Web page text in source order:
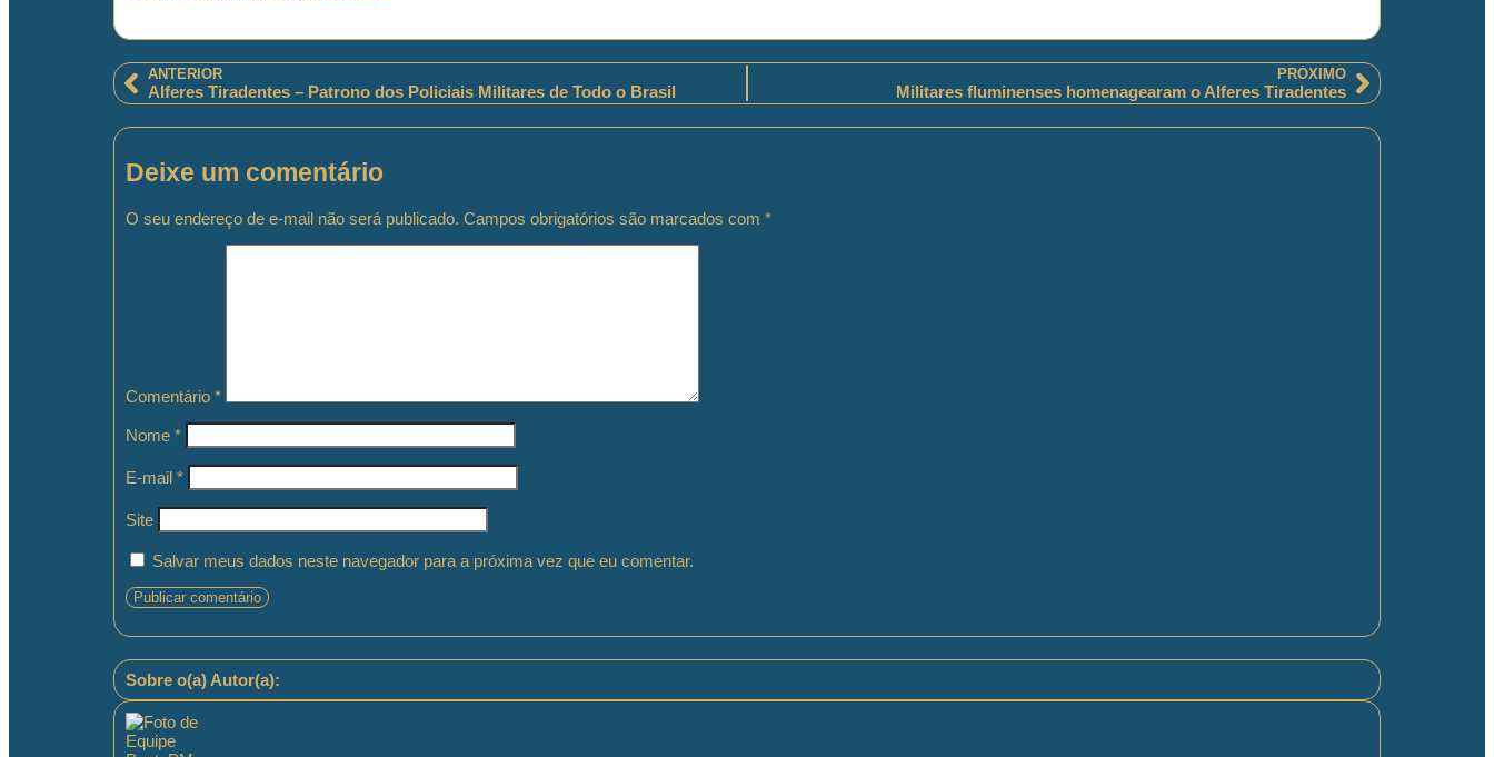
ANTERIOR
Alferes Tiradentes – Patrono dos Policiais Militares de Todo o Brasil
PRÓXIMO
Militares fluminenses homenagearam o Alferes Tiradentes
Deixe um comentário
O seu endereço de e-mail não será publicado. Campos obrigatórios são marcados com *
Comentário *
Nome *
E-mail *
Site
Salvar meus dados neste navegador para a próxima vez que eu comentar.
Sobre o(a) Autor(a):